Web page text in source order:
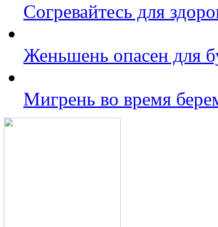
Согревайтесь для
Женьшень опасен для
Мигрень во время